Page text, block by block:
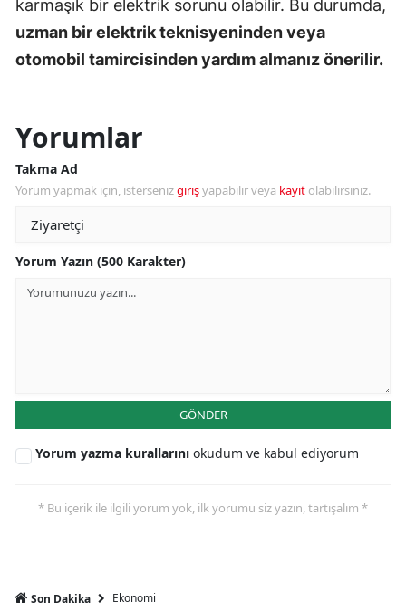
karmaşık bir elektrik sorunu olabilir. Bu durumda,
uzman bir elektrik teknisyeninden veya
otomobil tamircisinden yardım almanız önerilir.
Yorumlar
Takma Ad
Yorum yapmak için, istersenizgirişyapabilir veya kayıt olabilirsiniz.
Yorum Yazın (500 Karakter)
GÖNDER
Yorum yazma kurallarını okudum ve kabul ediyorum
* Bu içerik ile ilgili yorum yok, ilk yorumu siz yazın, tartışalım *
Son Dakika Ekonomi